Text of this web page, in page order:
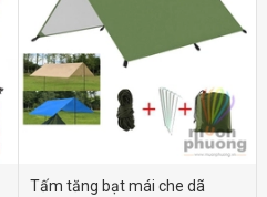
Tấm tăng bạt mái che dã